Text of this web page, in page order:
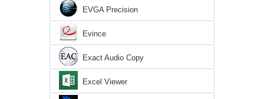
EVGA Precision
Evince
Exact Audio Copy
Excel Viewer